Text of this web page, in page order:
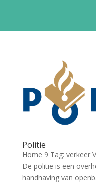
Politie
Home 9 Tag: verkeer
De politie is een
handhaving van